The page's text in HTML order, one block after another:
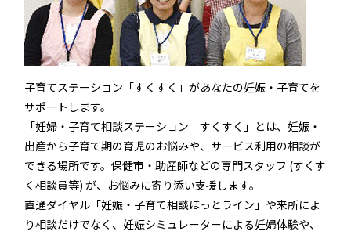
子育てステーション「すくすく」があなたの妊娠・子育てを
サポートします。
「妊婦・子育て相談ステーション すくすく」とは、妊娠・
出産から子育て期の育児のお悩みや、サービス利用の相談が
できる場所です。保健市・助産師などの専門スタッフ (すくす
く相談員等) が、お悩みに寄り添い支援します。
直通ダイヤル「妊娠・子育て相談ほっとライン」や来所によ
り相談だけでなく、妊娠シミュレーターによる妊婦体験や、